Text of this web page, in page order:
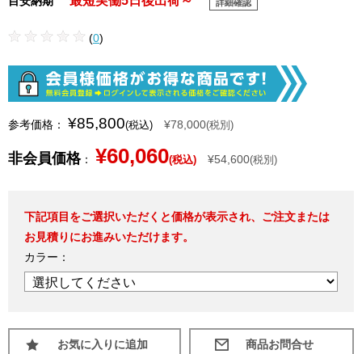
詳細確認
(0)
参考価格： ¥85,800(税込) ¥78,000(税別)
非会員価格： ¥60,060(税込) ¥54,600(税別)
下記項目をご選択いただくと価格が表示され、ご注文または
お見積りにお進みいただけます。
カラー：
お気に入りに追加